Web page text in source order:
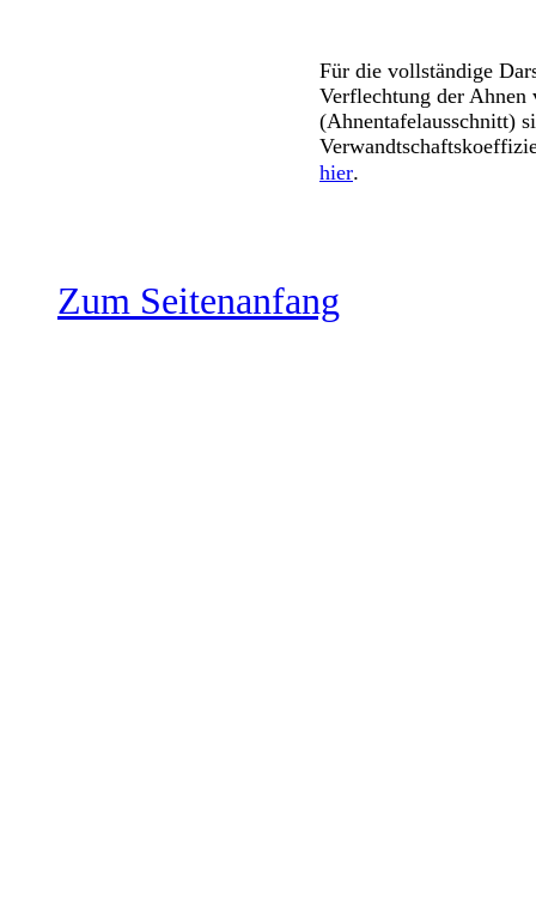
Für die vollständige
Verflechtung der
(Ahnentafelausschnitt)
hier.
Zum Seitenanfang